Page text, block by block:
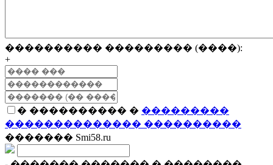
���������� ��������� (����):
+
� ���������� � ���������
�������������� ����������
������� Smi58.ru